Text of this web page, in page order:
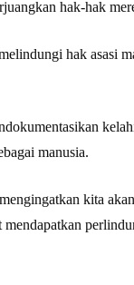
hak-hak
hak asasi
manusia.
kita